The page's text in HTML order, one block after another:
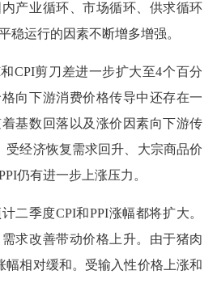
产业循环、市场循环、供求循环
稳运行的因素不断增多增强。
CPI剪刀差进一步扩大至4个百分
向下游消费价格传导中还存在一
基数回落以及涨价因素向下游传
受经济恢复需求回升、大宗商品价
仍有进一步上涨压力。
二季度CPI和PPI涨幅都将扩大。
求改善带动价格上升。由于猪肉
幅相对缓和。受输入性价格上涨和